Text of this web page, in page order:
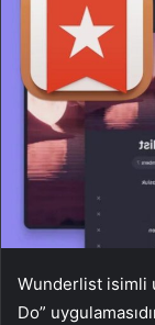
Wunderlist isimli
Do”